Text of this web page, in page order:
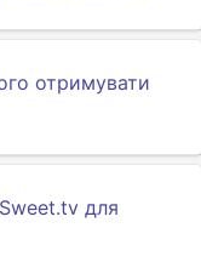
отримувати
для